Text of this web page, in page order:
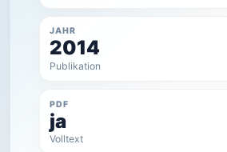
JAHR
2014
Publikation
PDF
ja
Volltext